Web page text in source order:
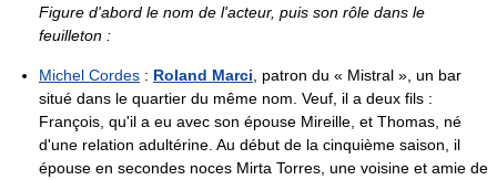
Figure d'abord le nom de l'acteur, puis son rôle dans le
feuilleton :
Michel Cordes : Roland Marci , patron du « Mistral », un bar
situé dans le quartier du même nom. Veuf, il a deux fils :
François, qu'il a eu avec son épouse Mireille, et Thomas, né
d'une relation adultérine. Au début de la cinquième saison, il
épouse en secondes noces Mirta Torres, une voisine et amie de